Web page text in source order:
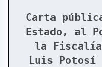
Carta
Estado, al
la Fiscalía
Luis Potosí